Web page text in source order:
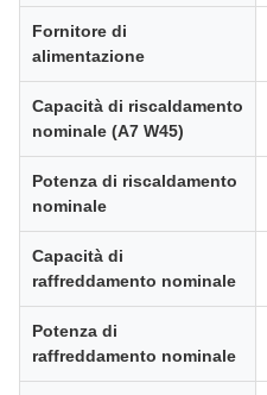
Fornitore di
alimentazione
Capacità di riscaldamento
nominale (A7 W45)
Potenza di riscaldamento
nominale
Capacità di
raffreddamento nominale
Potenza di
raffreddamento nominale